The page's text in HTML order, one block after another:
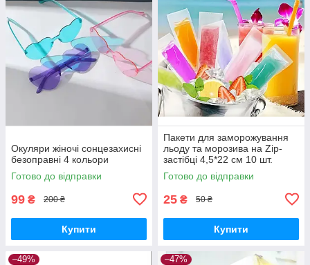
Окуляри жіночі сонцезахисні
безоправні 4 кольори
Готово до відправки
99 ₴ 200 ₴
Купити
Пакети для заморожування
льоду та морозива на Zip-
застібці 4,5*22 см 10 шт.
Готово до відправки
25 ₴ 50 ₴
Купити
–49% –47%